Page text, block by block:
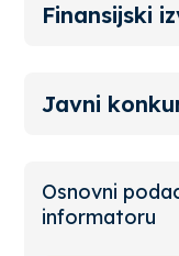
Finansijski
Javni
Osnovni
informatoru